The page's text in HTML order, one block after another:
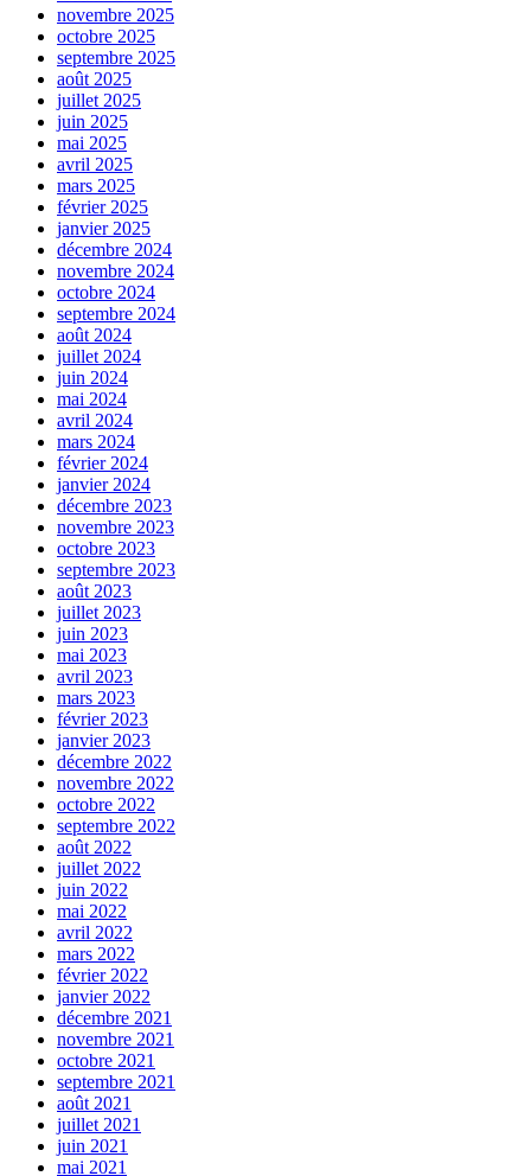
novembre 2025
octobre 2025
septembre 2025
août 2025
juillet 2025
juin 2025
mai 2025
avril 2025
mars 2025
février 2025
janvier 2025
décembre 2024
novembre 2024
octobre 2024
septembre 2024
août 2024
juillet 2024
juin 2024
mai 2024
avril 2024
mars 2024
février 2024
janvier 2024
décembre 2023
novembre 2023
octobre 2023
septembre 2023
août 2023
juillet 2023
juin 2023
mai 2023
avril 2023
mars 2023
février 2023
janvier 2023
décembre 2022
novembre 2022
octobre 2022
septembre 2022
août 2022
juillet 2022
juin 2022
mai 2022
avril 2022
mars 2022
février 2022
janvier 2022
décembre 2021
novembre 2021
octobre 2021
septembre 2021
août 2021
juillet 2021
juin 2021
mai 2021